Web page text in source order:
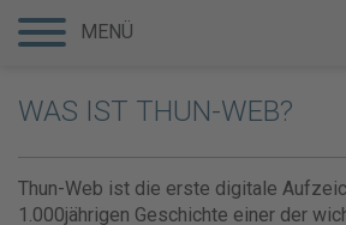
WAS IST THUN-WEB?
Thun-Web ist die erste digitale
1.000jährigen Geschichte einer der
MENÜ